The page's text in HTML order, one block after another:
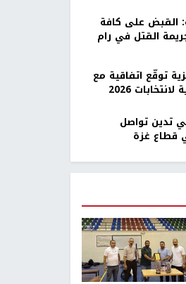
القبض على كافة
القتل في رام
توقّع اتفاقية مع
تدين تواصل
قطاع غزة